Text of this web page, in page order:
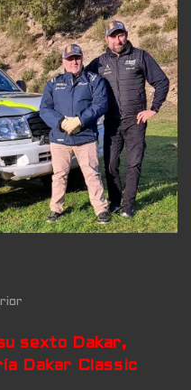
sexto Dakar,
Dakar Classic